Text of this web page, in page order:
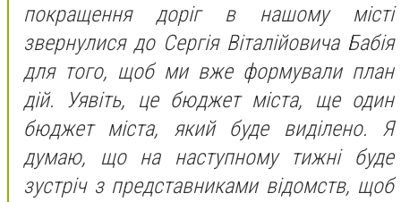
покращення доріг в нашому місті
звернулися до Сергія Віталійовича Бабія
для того, щоб ми вже формували план
дій. Уявіть, це бюджет міста, ще один
бюджет міста, який буде виділено. Я
думаю, що на наступному тижні буде
зустріч з представниками відомств, щоб